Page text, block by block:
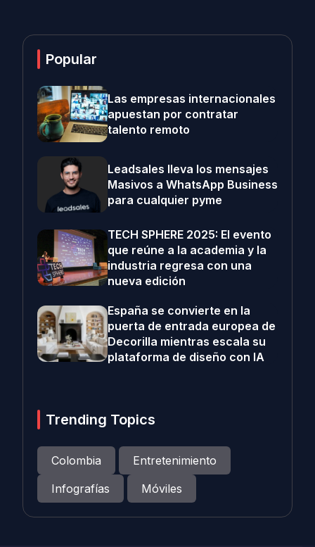
Popular
Las empresas internacionales
apuestan por contratar
talento remoto
Leadsales lleva los mensajes
Masivos a WhatsApp Business
para cualquier pyme
TECH SPHERE 2025: El evento
que reúne a la academia y la
industria regresa con una
nueva edición
España se convierte en la
puerta de entrada europea de
Decorilla mientras escala su
plataforma de diseño con IA
Trending Topics
Colombia
Entretenimiento
Infografías
Móviles